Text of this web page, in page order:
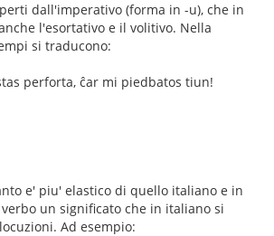
dall'imperativo (forma in -u), che in
l'esortativo e il volitivo. Nella
si traducono:
perforta, ĉar mi piedbatos tiun!
e' piu' elastico di quello italiano e in
un significato che in italiano si
Ad esempio: